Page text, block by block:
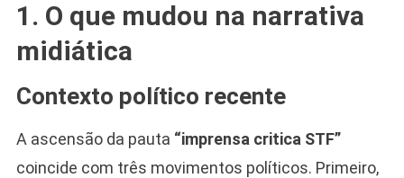
1. O que mudou na narrativa
midiática
Contexto político recente
A ascensão da pauta “imprensa critica STF”
coincide com três movimentos políticos. Primeiro,